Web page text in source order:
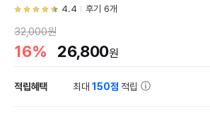
4.4 후기 6개
32,000원
16% 26,800원
적립혜택 최대150점 적립